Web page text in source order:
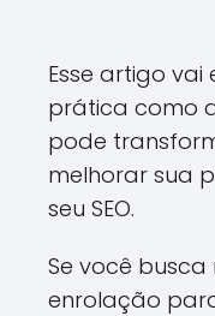
Esse artigo
prática como
pode
melhorar sua
seu SEO.
Se você
enrolação